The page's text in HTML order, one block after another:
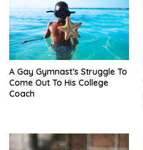
A Gay Gymnast’s Struggle To
Come Out To His College
Coach